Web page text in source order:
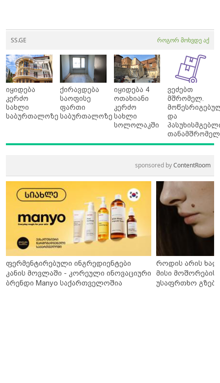
SS.GE როგორ მოხვდე აქ
იყიდება
კერძო
სახლი
საბურთალოზე
ქირავდება
საოფისე
ფართი
საბურთალოზე
იყიდება 4
ოთახიანი
კერძო
სახლი
სოლოლაკში
ვეძებთ
მშრომელ.
და
sponsored byContentRoom
ფერმენტირებული ინგრედიენტები
კანის მოვლაში - კორეული ინოვაციური
ბრენდი Manyo საქართველოშია
როდის არის
მისი მოშორების
უსაფრთხო გზები